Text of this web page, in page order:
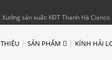
sản xuất: KĐT Thanh Hà
SẢN PHẨM KÍNH HẢI